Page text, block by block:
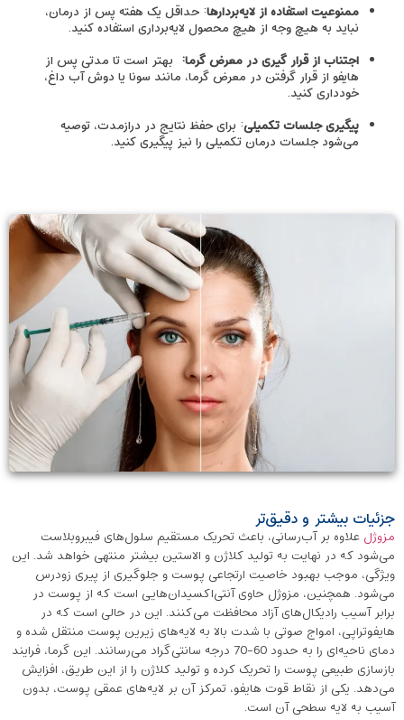
ممنوعیت استفاده از لایه‌بردارها: حداقل یک هفته پس از درمان،
نباید به هیچ وجه از هیچ محصول لایه‌برداری استفاده کنید.
اجتناب از قرار گیری در معرض گرما: بهتر است تا مدتی پس از
هایفو از قرار گرفتن در معرض گرما، مانند سونا یا دوش آب داغ،
خودداری کنید.
پیگیری جلسات تکمیلی: برای حفظ نتایج در درازمدت، توصیه
می‌شود جلسات درمان تکمیلی را نیز پیگیری کنید.
جزئیات بیشتر و دقیق‌تر
مزوژل علاوه بر آب‌رسانی، باعث تحریک مستقیم سلول‌های فیبروبلاست
می‌شود که در نهایت به تولید کلاژن و الاستین بیشتر منتهی خواهد شد. این
ویژگی، موجب بهبود خاصیت ارتجاعی پوست و جلوگیری از پیری زودرس
می‌شود. همچنین، مزوژل حاوی آنتی‌اکسیدان‌هایی است که از پوست در
برابر آسیب رادیکال‌های آزاد محافظت می‌کنند. این در حالی است که در
هایفوتراپی، امواج صوتی با شدت بالا به لایه‌های زیرین پوست منتقل شده و
دمای ناحیه‌ای را به حدود 60-70 درجه سانتی‌گراد می‌رسانند. این گرما، فرایند
بازسازی طبیعی پوست را تحریک کرده و تولید کلاژن را از این طریق، افزایش
می‌دهد. یکی از نقاط قوت هایفو، تمرکز آن بر لایه‌های عمقی پوست، بدون
آسیب به لایه سطحی آن است.